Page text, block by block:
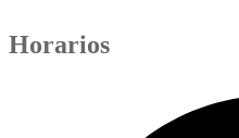
Horarios